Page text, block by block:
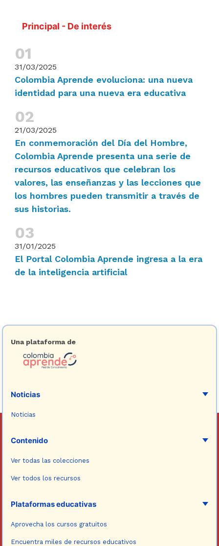
Principal - De interés
31/03/2025
Colombia Aprende evoluciona: una nueva
identidad para una nueva era educativa
21/03/2025
En conmemoración del Día del Hombre,
Colombia Aprende presenta una serie de
recursos educativos que celebran los
valores, las enseñanzas y las lecciones que
los hombres pueden transmitir a través de
sus historias.
31/01/2025
El Portal Colombia Aprende ingresa a la era
de la inteligencia artificial
Una plataforma de
Noticias
Noticias
Contenido
Ver todas las colecciones
Ver todos los recursos
Plataformas educativas
Aprovecha los cursos gratuitos
Encuentra miles de recursos educativos